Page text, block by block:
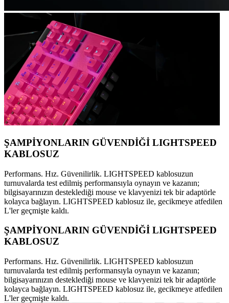
ŞAMPİYONLARIN GÜVENDİĞİ LIGHTSPEED
KABLOSUZ
Performans. Hız. Güvenilirlik. LIGHTSPEED kablosuzun
turnuvalarda test edilmiş performansıyla oynayın ve kazanın;
bilgisayarınızın desteklediği mouse ve klavyenizi tek bir adaptörle
kolayca bağlayın. LIGHTSPEED kablosuz ile, gecikmeye atfedilen
L'ler geçmişte kaldı.
ŞAMPİYONLARIN GÜVENDİĞİ LIGHTSPEED
KABLOSUZ
Performans. Hız. Güvenilirlik. LIGHTSPEED kablosuzun
turnuvalarda test edilmiş performansıyla oynayın ve kazanın;
bilgisayarınızın desteklediği mouse ve klavyenizi tek bir adaptörle
kolayca bağlayın. LIGHTSPEED kablosuz ile, gecikmeye atfedilen
L'ler geçmişte kaldı.